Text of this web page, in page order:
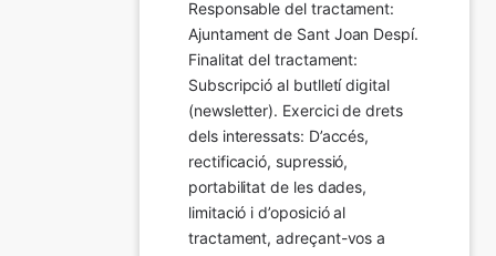
Responsable del tractament:
Ajuntament de Sant Joan Despí.
Finalitat del tractament:
Subscripció al butlletí digital
(newsletter). Exercici de drets
dels interessats: D’accés,
rectificació, supressió,
portabilitat de les dades,
limitació i d’oposició al
tractament, adreçant-vos a